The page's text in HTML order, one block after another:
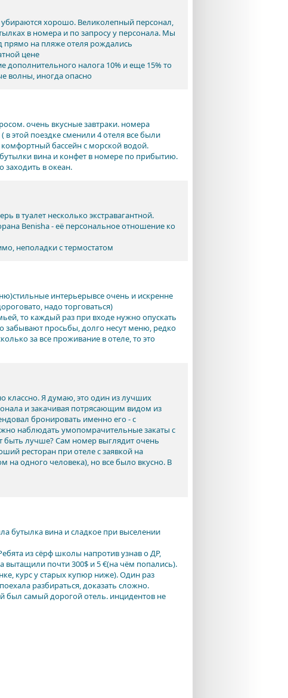
хорошо. Великолепный персонал,
в номера и по запросу у персонала. Мы
прямо на пляже отеля рождались
цене
налога 10% и еще 15% то
волны, иногда опасно
очень вкусные завтраки. номера
этой поездке сменили 4 отеля все были
бассейн с морской водой.
вина и конфет в номере по прибытию.
в океан.
в туалет несколько экстравагантной.
Benisha - её персональное отношение ко
неполадки с термостатом
интерьерывсе очень и искренне
надо торговаться)
то каждый раз при входе нужно опускать
забывают просьбы, долго несут меню, редко
за все проживание в отеле, то это
классно. Я думаю, это один из лучших
и закачивая потрясающим видом из
бронировать именно его - с
наблюдать умопомрачительные закаты с
быть лучше? Сам номер выглядит очень
ресторан при отеле с заявкой на
на одного человека), но все было вкусно. В
бутылка вина и сладкое при выселении
из сёрф школы напротив узнав о ДР,
вытащили почти 300$ и 5 €(на чём попались).
курс у старых купюр ниже). Один раз
разбираться, доказать сложно.
был самый дорогой отель. инцидентов не